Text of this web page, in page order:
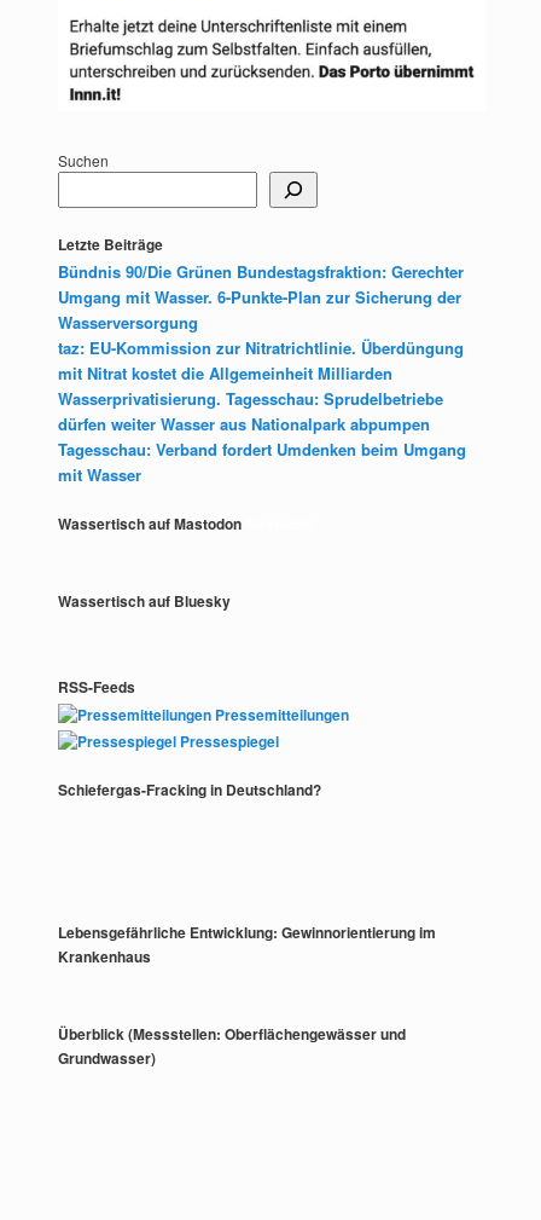
Suchen
Letzte Beiträge
Bündnis 90/Die Grünen Bundestagsfraktion: Gerechter
Umgang mit Wasser. 6-Punkte-Plan zur Sicherung der
Wasserversorgung
taz: EU-Kommission zur Nitratrichtlinie. Überdüngung
mit Nitrat kostet die Allgemeinheit Milliarden
Wasserprivatisierung. Tagesschau: Sprudelbetriebe
dürfen weiter Wasser aus Nationalpark abpumpen
Tagesschau: Verband fordert Umdenken beim Umgang
mit Wasser
Wassertisch auf Mastodon
Wassertisch auf Bluesky
RSS-Feeds
Pressemitteilungen
Pressespiegel
Schiefergas-Fracking in Deutschland?
Lebensgefährliche Entwicklung: Gewinnorientierung im
Krankenhaus
Überblick (Messstellen: Oberflächengewässer und
Grundwasser)